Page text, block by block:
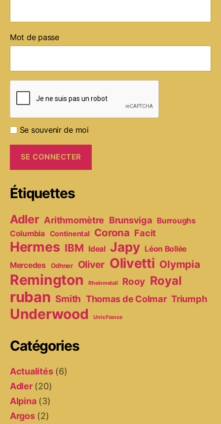
Mot de passe
Se souvenir de moi
Étiquettes
Adler Arithmomètre Brunsviga Burroughs
Columbia Continental Corona Facit
Hermes IBM Ideal Japy Léon Bollée
Mercedes
Odhner Oliver Olivetti Olympia
Remington Rheinmetall Rooy Royal
ruban Smith Thomas de Colmar Triumph
Underwood Unis France
Catégories
Actualités(6)
Adler(20)
Alpina(3)
Argos(2)